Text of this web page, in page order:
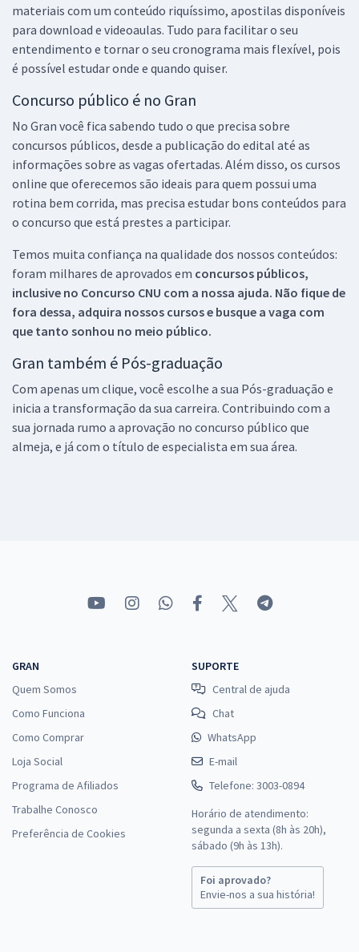
materiais com um conteúdo riquíssimo, apostilas disponíveis
para download e videoaulas. Tudo para facilitar o seu
entendimento e tornar o seu cronograma mais flexível, pois
é possível estudar onde e quando quiser.
Concurso público é no Gran
No Gran você fica sabendo tudo o que precisa sobre
concursos públicos, desde a publicação do edital até as
informações sobre as vagas ofertadas. Além disso, os cursos
online que oferecemos são ideais para quem possui uma
rotina bem corrida, mas precisa estudar bons conteúdos para
o concurso que está prestes a participar.
Temos muita confiança na qualidade dos nossos conteúdos:
foram milhares de aprovados em concursos públicos,
inclusive no Concurso CNU com a nossa ajuda. Não fique de
fora dessa, adquira nossos cursos e busque a vaga com
que tanto sonhou no meio público.
Gran também é Pós-graduação
Com apenas um clique, você escolhe a sua Pós-graduação e
inicia a transformação da sua carreira. Contribuindo com a
sua jornada rumo a aprovação no concurso público que
almeja, e já com o título de especialista em sua área.
GRAN
Quem Somos
Como Funciona
Como Comprar
Loja Social
Programa de Afiliados
Trabalhe Conosco
Preferência de Cookies
SUPORTE
Central de ajuda
Chat
WhatsApp
E-mail
Telefone: 3003-0894
Horário de atendimento:
segunda a sexta (8h às 20h),
sábado (9h às 13h).
Foi aprovado?
Envie-nos a sua história!